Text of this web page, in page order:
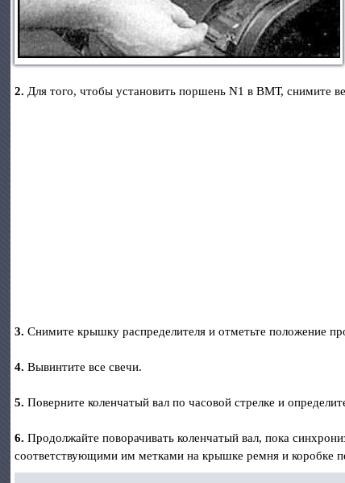
2. Для того, чтобы установить поршень N1 в ВМТ, снимите
3. Снимите крышку распределителя и отметьте положение
4. Вывинтите все свечи.
5. Поверните коленчатый вал по часовой стрелке и
6. Продолжайте поворачивать коленчатый вал, пока
соответствующими им метками на крышке ремня и коробке